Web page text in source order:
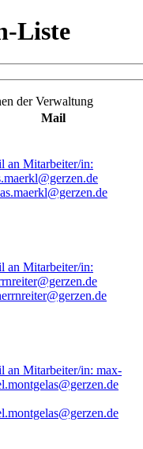
Liste
der Verwaltung
Mail